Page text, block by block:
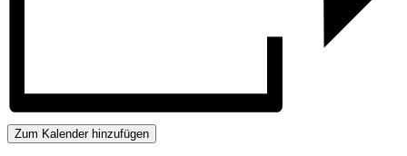
Zum Kalender hinzufügen